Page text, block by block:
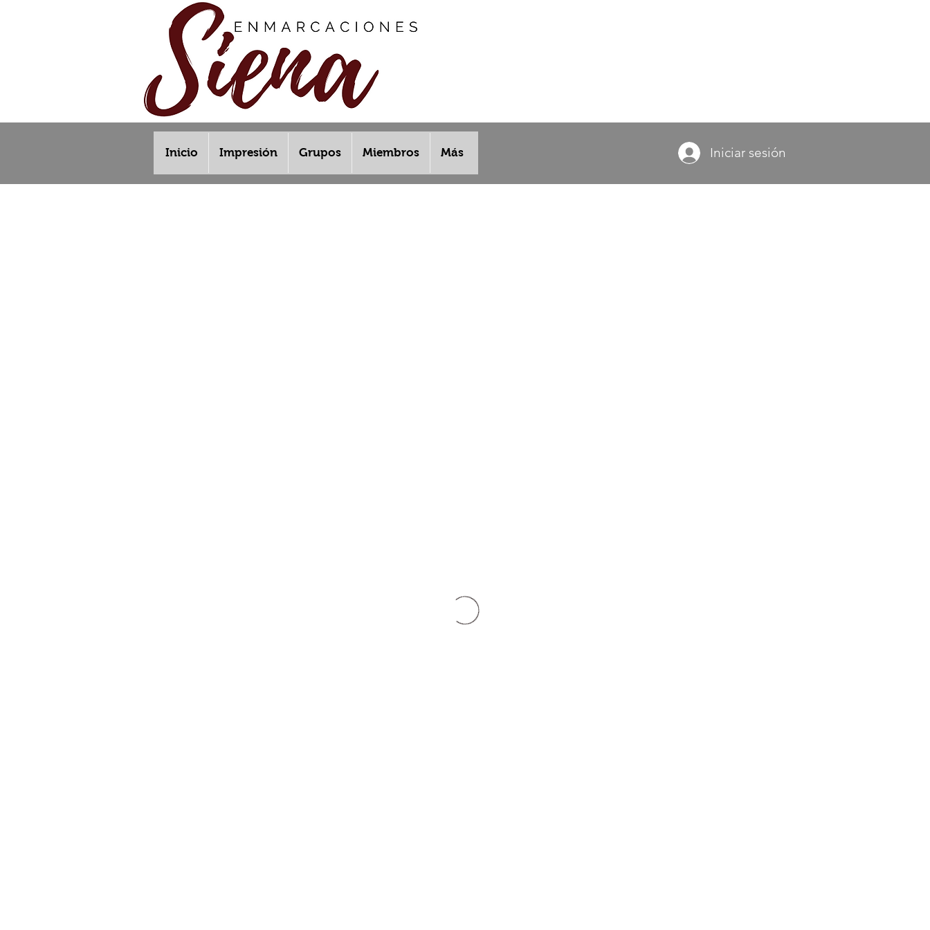
Inicio Impresión Grupos Miembros Más Iniciar sesión